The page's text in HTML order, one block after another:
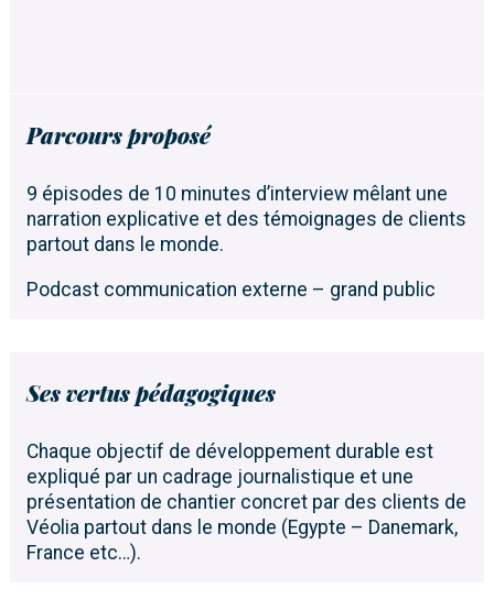
Parcours proposé
9 épisodes de 10 minutes d’interview mêlant une
narration explicative et des témoignages de clients
partout dans le monde.
Podcast communication externe – grand public
Ses vertus pédagogiques
Chaque objectif de développement durable est
expliqué par un cadrage journalistique et une
présentation de chantier concret par des clients de
Véolia partout dans le monde (Egypte – Danemark,
France etc…).